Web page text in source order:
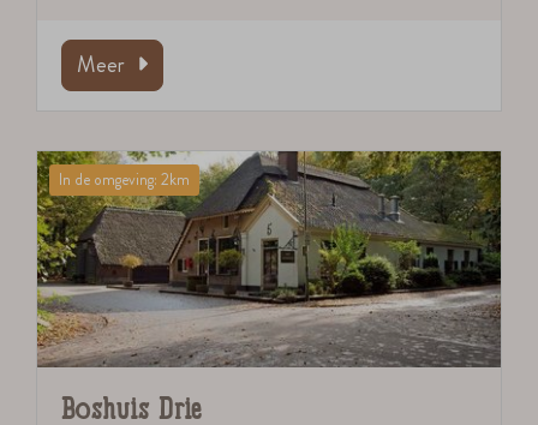
Meer
In de omgeving: 2km
Boshuis Drie